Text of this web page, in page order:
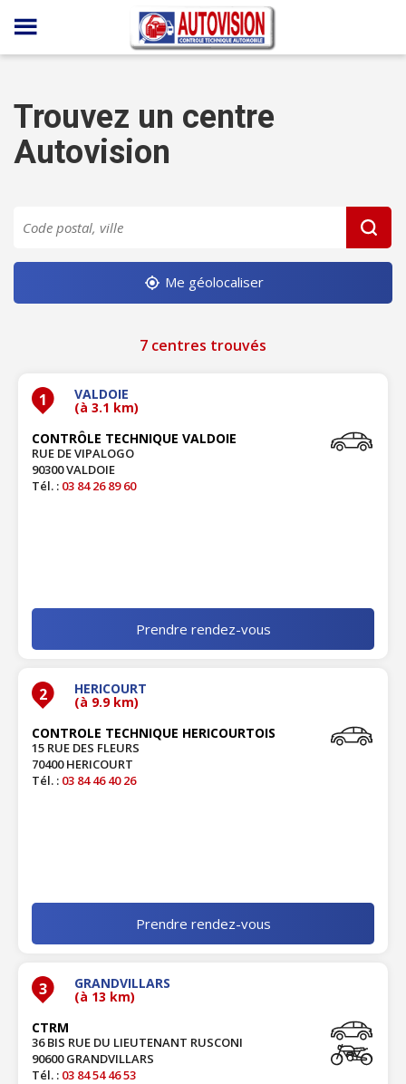
Panneau de gestion des cookies
Trouvez un centre
Autovision
Me géolocaliser
7 centres trouvés
1 VALDOIE
(à 3.1 km)
CONTRÔLE TECHNIQUE VALDOIE
RUE DE VIPALOGO
90300 VALDOIE
Tél. : 03 84 26 89 60
Prendre rendez-vous
2 HERICOURT
(à 9.9 km)
CONTROLE TECHNIQUE HERICOURTOIS
15 RUE DES FLEURS
70400 HERICOURT
Tél. : 03 84 46 40 26
Prendre rendez-vous
3 GRANDVILLARS
(à 13 km)
CTRM
36 BIS RUE DU LIEUTENANT RUSCONI
90600 GRANDVILLARS
Tél. : 03 84 54 46 53